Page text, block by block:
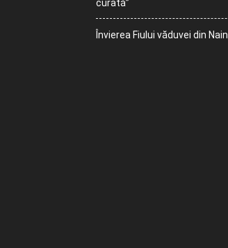
curată”
Învierea Fiului văduvei din Nain